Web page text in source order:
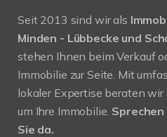
Seit 2013 sind wir als
Minden - Lübbecke und
stehen Ihnen beim Verkauf
Immobilie zur Seite. Mit
lokaler Expertise beraten wir
um Ihre Immobilie.
Sie da.